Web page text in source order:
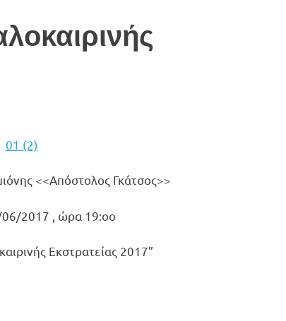
<<Απόστολος Γκάτσος>>
2017 , ώρα 19:οο
Εκστρατείας 2017”